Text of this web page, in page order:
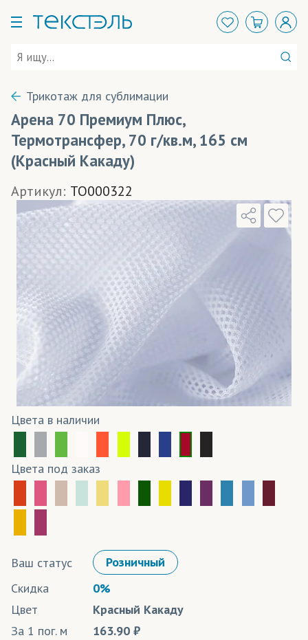
Трикотаж для сублимации
Арена 70 Премиум Плюс,
Термотрансфер, 70 г/кв.м, 165 см
(Красный Какаду)
Артикул: TO000322
Цвета в наличии
Цвета под заказ
Ваш статус
Розничный
Скидка
0%
Цвет
Красный Какаду
За 1 пог. м
163.90